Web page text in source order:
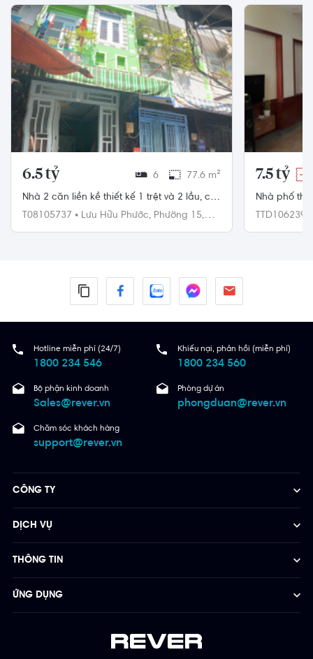
6.5 tỷ 6 77.6 m²
Nhà 2 căn liền kề thiết kế 1 trệt và 2 lầu, có
sổ hồng và pháp lý rõ ràng.
T08105737 • Lưu Hữu Phước, Phường 15,
7.5 tỷ -
Nhà phố
thiết kế 6
TTD106239
Hotline miễn phí (24/7)
1800 234 546
Khiếu nại, phản hồi (miễn phí)
1800 234 560
Bộ phận kinh doanh
Sales@rever.vn
Phòng dự án
phongduan@rever.vn
Chăm sóc khách hàng
support@rever.vn
CÔNG TY
DỊCH VỤ
THÔNG TIN
ỨNG DỤNG